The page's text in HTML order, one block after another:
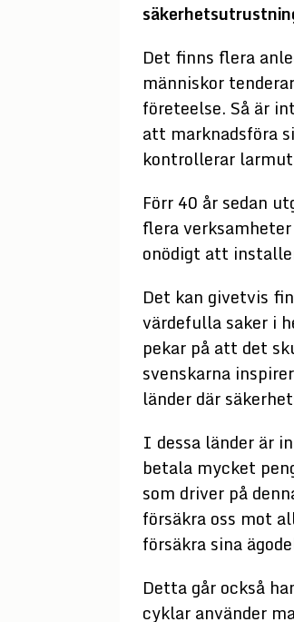
Det finns flera
människor
företeelse. Så är
att marknadsföra
kontrollerar
Förr 40 år sedan
flera
onödigt att
Det kan givetvis
värdefulla saker i
pekar på att det
svenskarna
länder där
I dessa länder är
betala mycket
som driver på
försäkra oss mot
försäkra sina
Detta går också
cyklar använder